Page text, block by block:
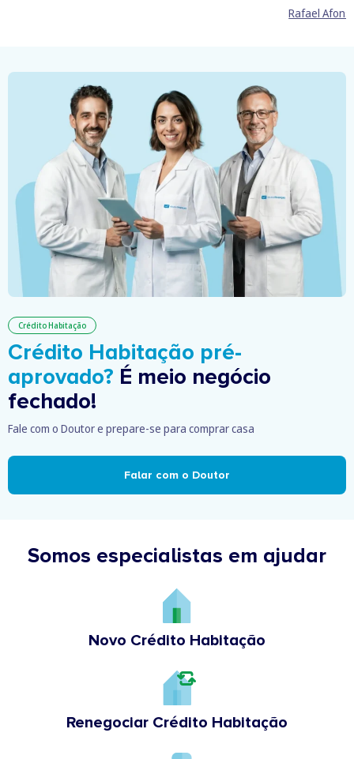
Rafael
Crédito Habitação
Crédito Habitação pré-
aprovado? É meio negócio
fechado!
Fale com o Doutor e prepare-se para comprar casa
Falar com o Doutor
Somos especialistas em ajudar
Novo Crédito Habitação
Renegociar Crédito Habitação